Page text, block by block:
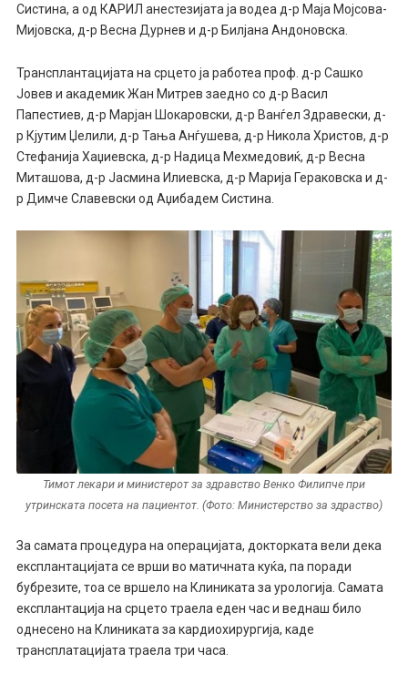
Систина, а од КАРИЛ анестезијата ја водеа д-р Маја Мојсова-
Мијовска, д-р Весна Дурнев и д-р Билјана Андоновска.
Трансплантацијата на срцето ја работеа проф. д-р Сашко
Јовев и академик Жан Митрев заедно со д-р Васил
Папестиев, д-р Марјан Шокаровски, д-р Ванѓел Здравески, д-
р Кјутим Џелили, д-р Тања Анѓушева, д-р Никола Христов, д-р
Стефанија Хаџиевска, д-р Надица Мехмедовиќ, д-р Весна
Миташова, д-р Јасмина Илиевска, д-р Марија Гераковска и д-
р Димче Славевски од Аџибадем Систина.
Тимот лекари и министерот за здравство Венко Филипче при
утринската посета на пациентот. (Фото: Министерство за здраство)
За самата процедура на операцијата, докторката вели дека
експлантацијата се врши во матичната куќа, па поради
бубрезите, тоа се вршело на Клиниката за урологија. Самата
експлантација на срцето траела еден час и веднаш било
однесено на Клиниката за кардиохирургија, каде
трансплатацијата траела три часа.